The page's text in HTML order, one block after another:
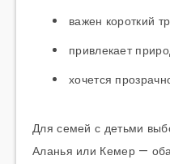
важен короткий
привлекает
хочется
Для семей с детьми
Аланья или Кемер —